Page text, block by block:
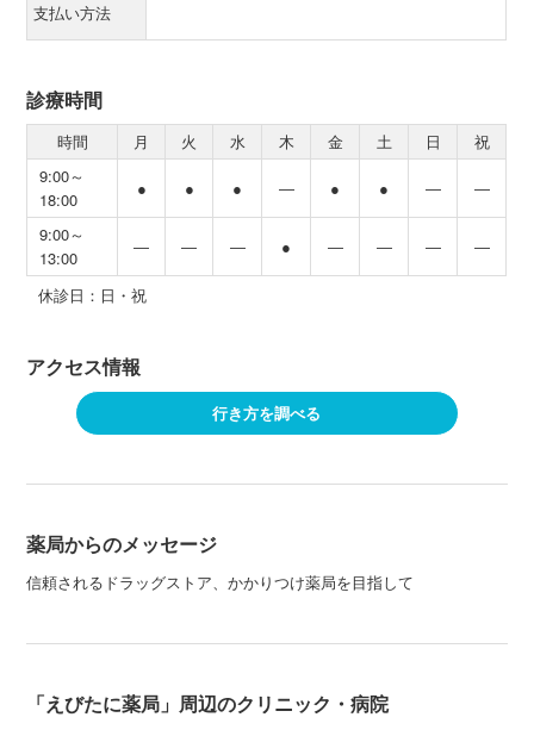
支払い方法
診療時間
時間 月 火 水 木 金 土 日
祝
9:00～
18:00
● ● ● ― ● ● ― ―
9:00～
13:00
― ― ― ● ― ― ― ―
休診日：日・祝
アクセス情報
行き方を調べる
薬局からのメッセージ
信頼されるドラッグストア、かかりつけ薬局を目指して
「えびたに薬局」周辺のクリニック・病院